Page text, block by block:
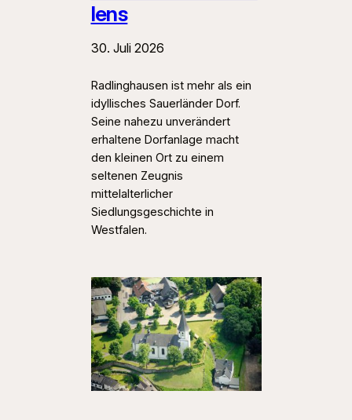
lens
30. Juli 2026
Radlinghausen ist mehr als ein
idyllisches Sauerländer Dorf.
Seine nahezu unverändert
erhaltene Dorfanlage macht
den kleinen Ort zu einem
seltenen Zeugnis
mittelalterlicher
Siedlungsgeschichte in
Westfalen.